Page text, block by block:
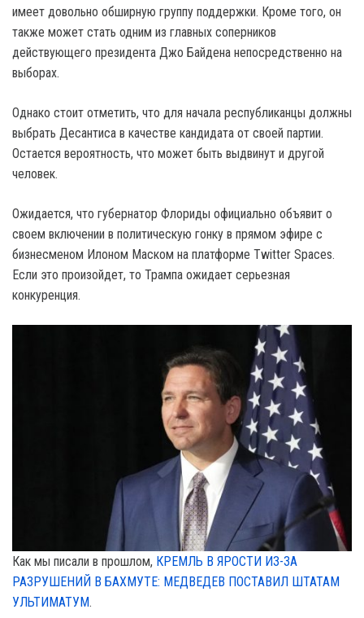
имеет довольно обширную группу поддержки. Кроме того, он
также может стать одним из главных соперников
действующего президента Джо Байдена непосредственно на
выборах.
Однако стоит отметить, что для начала республиканцы должны
выбрать Десантиса в качестве кандидата от своей партии.
Остается вероятность, что может быть выдвинут и другой
человек.
Ожидается, что губернатор Флориды официально объявит о
своем включении в политическую гонку в прямом эфире с
бизнесменом Илоном Маском на платформе Twitter Spaces.
Если это произойдет, то Трампа ожидает серьезная
конкуренция.
Как мы писали в прошлом, КРЕМЛЬ В ЯРОСТИ ИЗ-ЗА
РАЗРУШЕНИЙ В БАХМУТЕ: МЕДВЕДЕВ ПОСТАВИЛ ШТАТАМ
УЛЬТИМАТУМ.